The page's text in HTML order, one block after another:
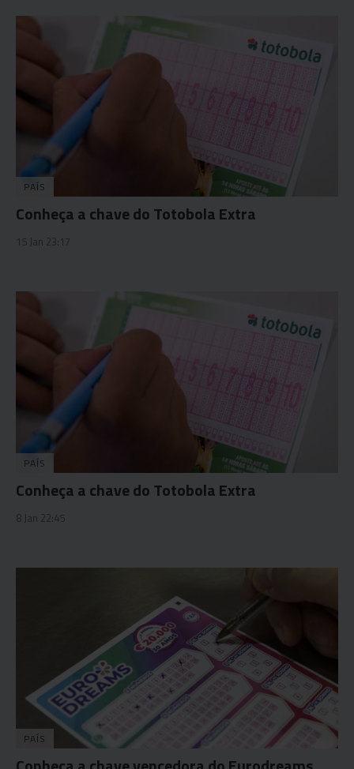
PAÍS
Conheça a chave do Totobola Extra
15 Jan 23:17
PAÍS
Conheça a chave do Totobola Extra
8 Jan 22:45
PAÍS